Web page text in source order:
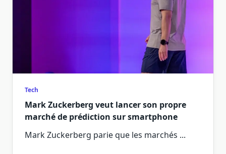
Tech
Mark Zuckerberg veut lancer son propre
marché de prédiction sur smartphone
Mark Zuckerberg parie que les marchés ...